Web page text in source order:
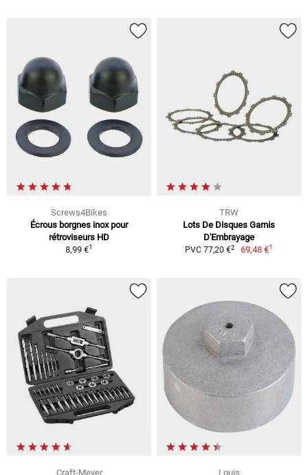
Screws4Bikes
Écrous borgnes inox pour
rétroviseurs HD
8,99 €1
TRW
Lots De Disques Garnis
D'Embrayage
PVC 77,20 €2 69,48 €1
Craft-Meyer Louis